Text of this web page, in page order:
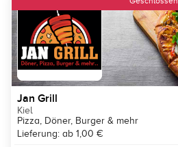
Jan Grill
Kiel
Pizza, Döner, Burger & mehr
Lieferung: ab 1,00 €